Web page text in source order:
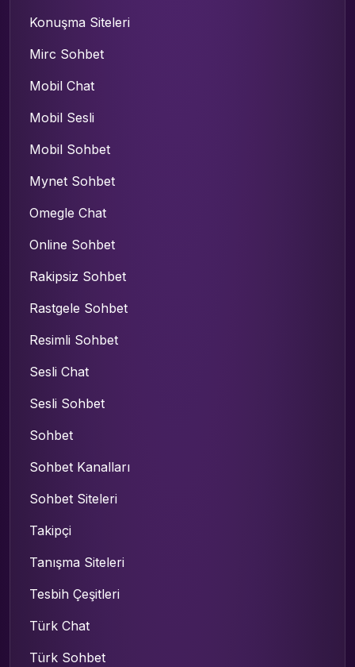
Konuşma Siteleri
Mirc Sohbet
Mobil Chat
Mobil Sesli
Mobil Sohbet
Mynet Sohbet
Omegle Chat
Online Sohbet
Rakipsiz Sohbet
Rastgele Sohbet
Resimli Sohbet
Sesli Chat
Sesli Sohbet
Sohbet
Sohbet Kanalları
Sohbet Siteleri
Takipçi
Tanışma Siteleri
Tesbih Çeşitleri
Türk Chat
Türk Sohbet